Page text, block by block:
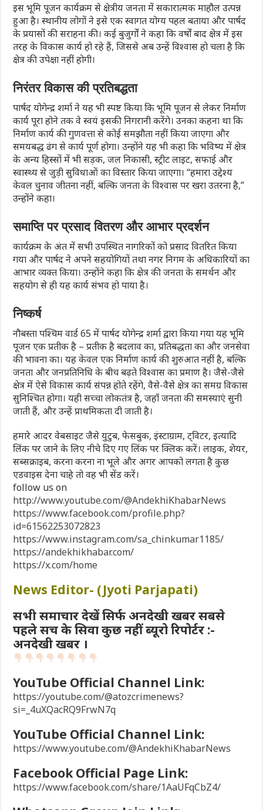
इस भूमि पूजन कार्यक्रम से क्षेत्रीय जनता में सकारात्मक माहौल उत्पन्न
हुआ है। स्थानीय लोगों ने इसे एक स्वागत योग्य पहल बताया और पार्षद
के प्रयासों की सराहना की। कई बुजुर्गों ने कहा कि वर्षों बाद क्षेत्र में इस
तरह के विकास कार्य हो रहे हैं, जिससे अब उन्हें विश्वास हो चला है कि
क्षेत्र की उपेक्षा नहीं होगी।
निरंतर विकास की प्रतिबद्धता
पार्षद योगेन्द्र शर्मा ने यह भी स्पष्ट किया कि भूमि पूजन से लेकर निर्माण
कार्य पूरा होने तक वे स्वयं इसकी निगरानी करेंगे। उनका कहना था कि
निर्माण कार्य की गुणवत्ता से कोई समझौता नहीं किया जाएगा और
समयबद्ध ढंग से कार्य पूर्ण होगा। उन्होंने यह भी कहा कि भविष्य में क्षेत्र
के अन्य हिस्सों में भी सड़क, जल निकासी, स्ट्रीट लाइट, सफाई और
स्वास्थ्य से जुड़ी सुविधाओं का विस्तार किया जाएगा। “हमारा उद्देश्य
केवल चुनाव जीतना नहीं, बल्कि जनता के विश्वास पर खरा उतरना है,”
उन्होंने कहा।
समाप्ति पर प्रसाद वितरण और आभार प्रदर्शन
कार्यक्रम के अंत में सभी उपस्थित नागरिकों को प्रसाद वितरित किया
गया और पार्षद ने अपने सहयोगियों तथा नगर निगम के अधिकारियों का
आभार व्यक्त किया। उन्होंने कहा कि क्षेत्र की जनता के समर्थन और
सहयोग से ही यह कार्य संभव हो पाया है।
निष्कर्ष
नौबस्ता पश्चिम वार्ड 65 में पार्षद योगेन्द्र शर्मा द्वारा किया गया यह भूमि
पूजन एक प्रतीक है – प्रतीक है बदलाव का, प्रतिबद्धता का और जनसेवा
की भावना का। यह केवल एक निर्माण कार्य की शुरुआत नहीं है, बल्कि
जनता और जनप्रतिनिधि के बीच बढ़ते विश्वास का प्रमाण है। जैसे-जैसे
क्षेत्र में ऐसे विकास कार्य संपन्न होते रहेंगे, वैसे-वैसे क्षेत्र का समग्र विकास
सुनिश्चित होगा। यही सच्चा लोकतंत्र है, जहाँ जनता की समस्याएं सुनी
जाती हैं, और उन्हें प्राथमिकता दी जाती है।
हमारे आदर वेबसाइट जैसे युटुब, फेसबुक, इंस्टाग्राम, ट्विटर, इत्यादि
लिंक पर जाने के लिए नीचे दिए गए लिंक पर क्लिक करें। लाइक, शेयर,
सब्सक्राइब, करना करना ना भूले और अगर आपको लगता है कुछ
एडवाइस देना चाहे तो वह भी सेंड करें।
follow us on
http://www.youtube.com/@AndekhiKhabarNews
https://www.facebook.com/profile.php?
id=61562253072823
https://www.instagram.com/sa_chinkumar1185/
https://andekhikhabar.com/
https://x.com/home
News Editor- (Jyoti Parjapati)
सभी समाचार देखें सिर्फ अनदेखी खबर सबसे
पहले सच के सिवा कुछ नहीं ब्यूरो रिपोर्टर :-
अनदेखी खबर ।
YouTube Official Channel Link:
https://youtube.com/@atozcrimenews?
si=_4uXQacRQ9FrwN7q
YouTube Official Channel Link:
https://www.youtube.com/@AndekhiKhabarNews
Facebook Official Page Link:
https://www.facebook.com/share/1AaUFqCbZ4/